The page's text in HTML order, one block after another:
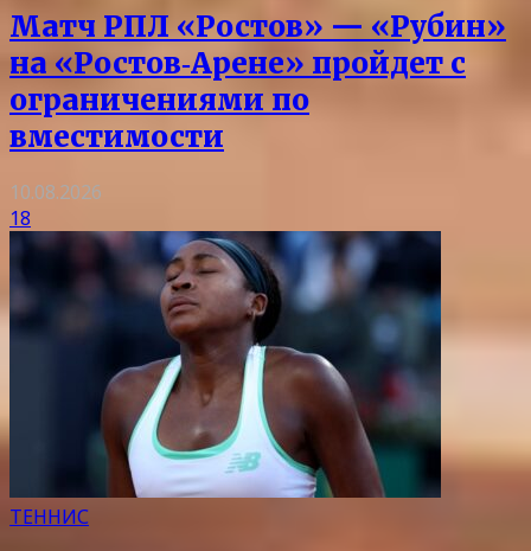
Матч РПЛ «Ростов» — «Рубин»
на «Ростов‑Арене» пройдет с
ограничениями по
вместимости
10.08.2026
18
ТЕННИС